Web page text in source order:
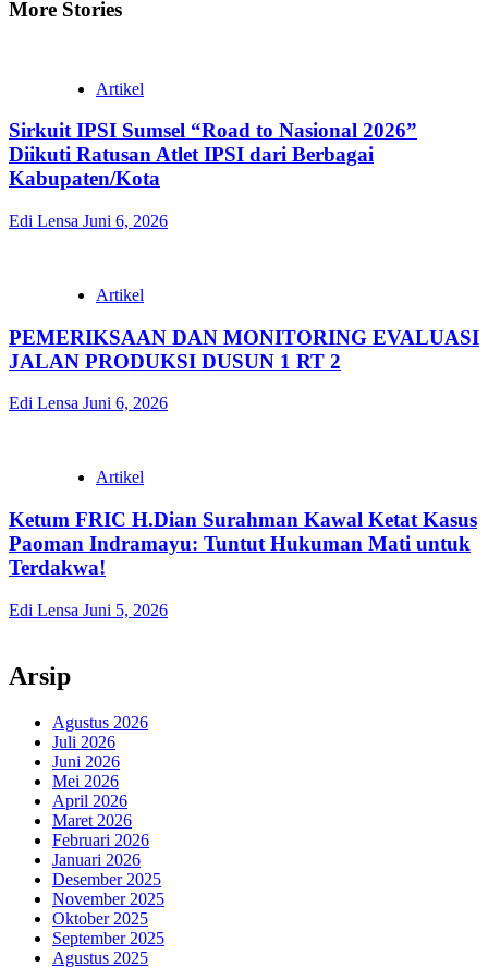
More Stories
Artikel
Sirkuit IPSI Sumsel “Road to Nasional 2026”
Diikuti Ratusan Atlet IPSI dari Berbagai
Kabupaten/Kota
Edi Lensa Juni 6, 2026
Artikel
PEMERIKSAAN DAN MONITORING EVALUASI
JALAN PRODUKSI DUSUN 1 RT 2
Edi Lensa Juni 6, 2026
Artikel
Ketum FRIC H.Dian Surahman Kawal Ketat Kasus
Paoman Indramayu: Tuntut Hukuman Mati untuk
Terdakwa!
Edi Lensa Juni 5, 2026
Arsip
Agustus 2026
Juli 2026
Juni 2026
Mei 2026
April 2026
Maret 2026
Februari 2026
Januari 2026
Desember 2025
November 2025
Oktober 2025
September 2025
Agustus 2025